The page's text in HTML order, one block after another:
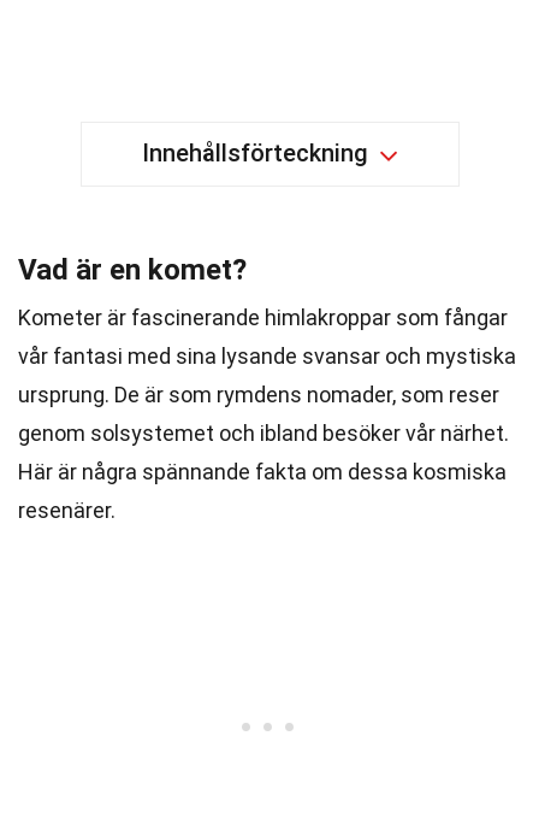
Innehållsförteckning
Vad är en komet?
Kometer är fascinerande himlakroppar som fångar
vår fantasi med sina lysande svansar och mystiska
ursprung. De är som rymdens nomader, som reser
genom solsystemet och ibland besöker vår närhet.
Här är några spännande fakta om dessa kosmiska
resenärer.